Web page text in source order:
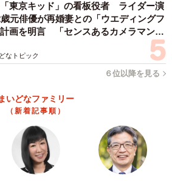
飾り（齋藤貴之さん提供）
東京キッド」の看板役者 ライダー演
歳元俳優が再婚妻との「ウエディングフ
画を明言 「センスあるカメラマン求
なトピック
６位以降を見る
いどなファミリー
（新着記事順）